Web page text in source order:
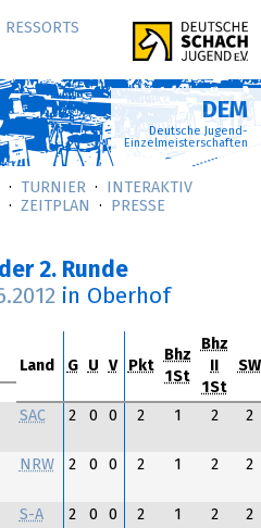
RESSORTS
DEM
Deutsche Jugend-
Einzelmeisterschaften
TURNIER
INTERAKTIV
ZEITPLAN PRESSE
2. Runde
in Oberhof
Land G U V Pkt
Bhz
1St
Bhz
1St
SW
SAC 2 0 0 2 1 2 2
NRW 2 0 0 2 1 2 2
S-A 2 0 0 2 1 2 2